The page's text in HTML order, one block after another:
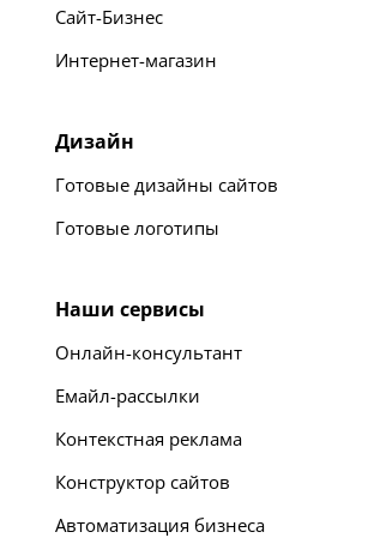
Сайт-Бизнес
Интернет-магазин
Дизайн
Готовые дизайны сайтов
Готовые логотипы
Наши сервисы
Онлайн-консультант
Емайл-рассылки
Контекстная реклама
Конструктор сайтов
Автоматизация бизнеса